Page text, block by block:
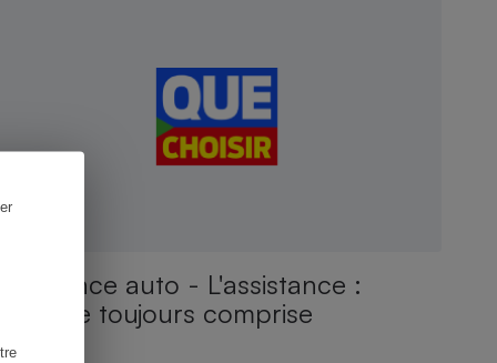
Assurance auto - L'assistance :
presque toujours comprise